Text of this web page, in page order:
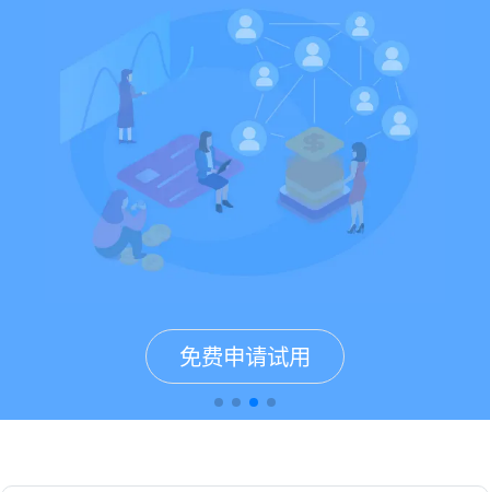
免费申请试用
免费申请试用
免费申请试用
免费申请试用